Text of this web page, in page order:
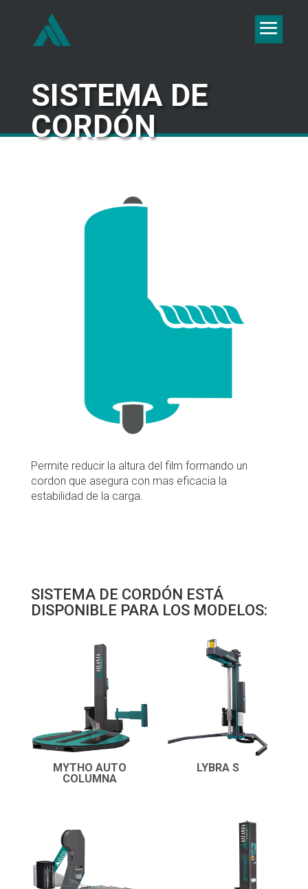
SISTEMA DE
CORDÓN
Permite reducir la altura del film formando un
cordon que asegura con mas eficacia la
estabilidad de la carga.
SISTEMA DE CORDÓN ESTÁ
DISPONIBLE PARA LOS MODELOS:
MYTHO AUTO
COLUMNA
LYBRA S